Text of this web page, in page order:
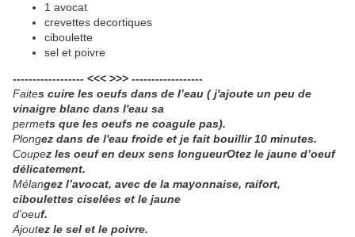
1 avocat
crevettes decortiques
ciboulette
sel et poivre
------------------ <<< >>> ------------------
Faites cuire les oeufs dans de l’eau ( j'ajoute un peu de
vinaigre blanc dans l'eau sa
permets que les oeufs ne coagule pas).
Plongez dans de l'eau froide et je fait bouillir 10 minutes.
Coupez les oeuf en deux sens longueurOtez le jaune d’oeuf
délicatement.
Mélangez l’avocat, avec de la mayonnaise, raifort,
ciboulettes ciselées et le jaune
d'oeuf.
Ajoutez le sel et le poivre.